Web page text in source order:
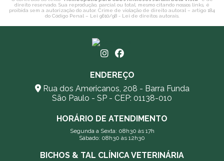
direito reservado. Sua reprodução, parcial ou total, mesmo citando nossos links, é
proibida sem a autorização do autor. Crime de violação de direito autoral – artigo 184
do Código Penal – Lei 9610/98 - Lei de direitos autorais.
ENDEREÇO
Rua dos Americanos, 208 - Barra Funda
São Paulo - SP - CEP: 01138-010
HORÁRIO DE ATENDIMENTO
Segunda a Sexta: 08h30 às 17h
Sábado: 08h30 às 12h30
BICHOS & TAL CLÍNICA VETERINÁRIA